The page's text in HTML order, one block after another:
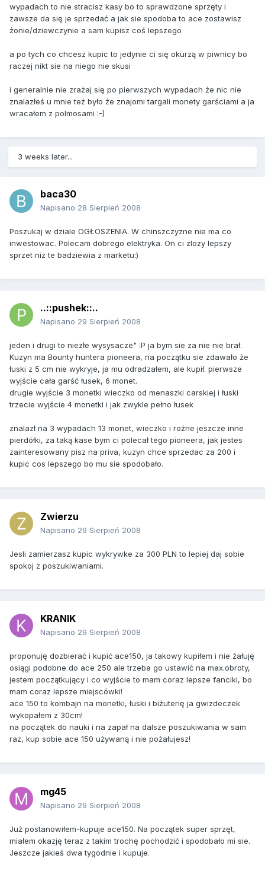
wypadach to nie stracisz kasy bo to sprawdzone sprzęty i
zawsze da się je sprzedać a jak sie spodoba to ace zostawisz
żonie/dziewczynie a sam kupisz coś lepszego
a po tych co chcesz kupic to jedynie ci się okurzą w piwnicy bo
raczej nikt sie na niego nie skusi
i generalnie nie zrażaj się po pierwszych wypadach że nic nie
znalazłeś u mnie też było że znajomi targali monety garściami a ja
wracałem z polmosami :-)
3 weeks later...
baca30
Napisano 28 Sierpień 2008
Poszukaj w dziale OGŁOSZENIA. W chinszczyzne nie ma co
inwestowac. Polecam dobrego elektryka. On ci zlozy lepszy
sprzet niz te badziewia z marketu:)
..::pushek::..
Napisano 29 Sierpień 2008
jeden i drugi to niezłe wysysacze" :P ja bym sie za nie nie brał.
Kuzyn ma Bounty huntera pioneera, na początku sie zdawało że
łuski z 5 cm nie wykryje, ja mu odradzałem, ale kupił. pierwsze
wyjście cała garść łusek, 6 monet.
drugie wyjście 3 monetki wieczko od menaszki carskiej i łuski
trzecie wyjście 4 monetki i jak zwykle pełno łusek
znalazł na 3 wypadach 13 monet, wieczko i rożne jeszcze inne
pierdółki, za taką kase bym ci polecał tego pioneera, jak jestes
zainteresowany pisz na priva, kuzyn chce sprzedac za 200 i
kupic cos lepszego bo mu sie spodobało.
Zwierzu
Napisano 29 Sierpień 2008
Jesli zamierzasz kupic wykrywke za 300 PLN to lepiej daj sobie
spokoj z poszukiwaniami.
KRANIK
Napisano 29 Sierpień 2008
proponuję dozbierać i kupić ace150, ja takowy kupiłem i nie żałuję
osiągi podobne do ace 250 ale trzeba go ustawić na max.obroty,
jestem początkujący i co wyjście to mam coraz lepsze fanciki, bo
mam coraz lepsze miejscówki!
ace 150 to kombajn na monetki, łuski i biżuterię ja gwizdeczek
wykopałem z 30cm!
na początek do nauki i na zapał na dalsze poszukiwania w sam
raz, kup sobie ace 150 używaną i nie pożałujesz!
mg45
Napisano 29 Sierpień 2008
Już postanowiłem-kupuje ace150. Na początek super sprzęt,
miałem okazję teraz z takim trochę pochodzić i spodobało mi sie.
Jeszcze jakieś dwa tygodnie i kupuje.